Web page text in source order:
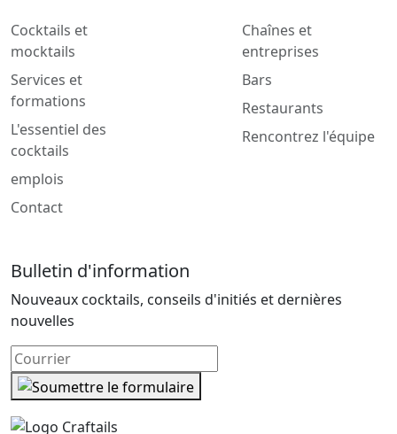
Cocktails et
mocktails
Services et
formations
L'essentiel des
cocktails
emplois
Contact
Chaînes et
entreprises
Bars
Restaurants
Rencontrez l'équipe
Bulletin d'information
Nouveaux cocktails, conseils d'initiés et dernières
nouvelles